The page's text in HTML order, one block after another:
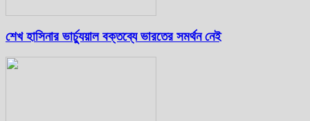
শেখ হাসিনার ভার্চ্যুয়াল বক্তব্যে ভারতের সমর্থন নেই